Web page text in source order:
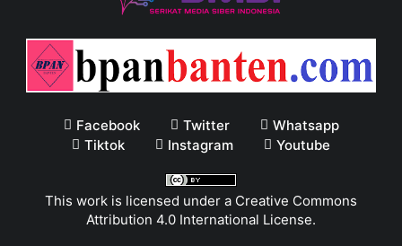
Facebook Twitter
Whatsapp
Tiktok
Instagram Youtube
This work is licensed under a Creative Commons
Attribution 4.0 International License.